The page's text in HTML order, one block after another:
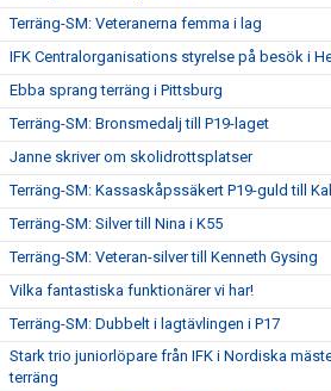
Terräng-SM: Veteranerna femma i lag
IFK Centralorganisations styrelse på besök i
Ebba sprang terräng i Pittsburg
Terräng-SM: Bronsmedalj till P19-laget
Janne skriver om skolidrottsplatser
Terräng-SM: Kassaskåpssäkert P19-guld till
Terräng-SM: Silver till Nina i K55
Terräng-SM: Veteran-silver till Kenneth Gysing
Vilka fantastiska funktionärer vi har!
Terräng-SM: Dubbelt i lagtävlingen i P17
Stark trio juniorlöpare från IFK i Nordiska
terräng